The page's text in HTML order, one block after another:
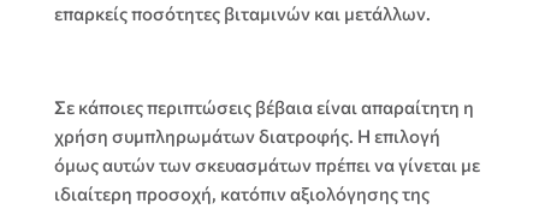
επαρκείς ποσότητες βιταμινών και μετάλλων.
Σε κάποιες περιπτώσεις βέβαια είναι απαραίτητη η
χρήση συμπληρωμάτων διατροφής. Η επιλογή
όμως αυτών των σκευασμάτων πρέπει να γίνεται με
ιδιαίτερη προσοχή, κατόπιν αξιολόγησης της